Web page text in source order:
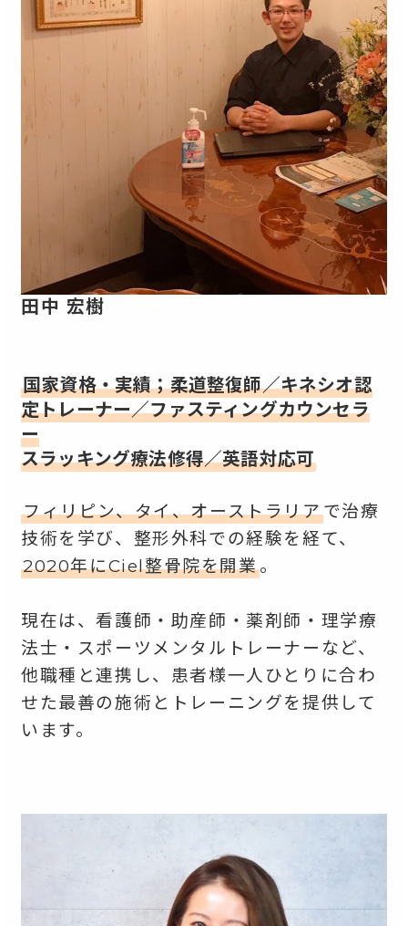
田中 宏樹
国家資格・実績；柔道整復師／キネシオ認
定トレーナー／ファスティングカウンセラ
ー
スラッキング療法修得／英語対応可
フィリピン、タイ、オーストラリアで治療
技術を学び、整形外科での経験を経て、
2020年にCiel整骨院を開業。
現在は、看護師・助産師・薬剤師・理学療
法士・スポーツメンタルトレーナーなど、
他職種と連携し、患者様一人ひとりに合わ
せた最善の施術とトレーニングを提供して
います。